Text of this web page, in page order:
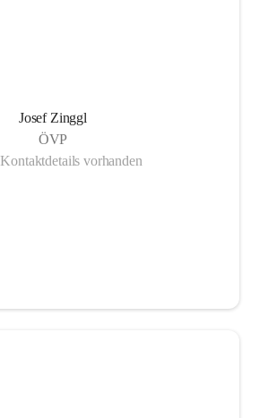
Josef Zinggl
ÖVP
vorhanden